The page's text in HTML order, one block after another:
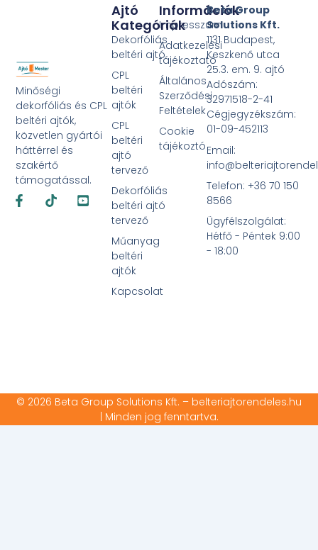
Minőségi
dekorfóliás és CPL
beltéri ajtók,
közvetlen gyártói
háttérrel és
szakértő
támogatással.
Facebook-
f
TiktokYoutube-
square
Információk
Impresszum
Adatkezelési
tájékoztató
Általános
Szerződési
Feltételek
Cookie
tájékoztó
Ajtó
Kategóriák
Dekorfóliás
beltéri ajtó
CPL
beltéri
ajtók
CPL
beltéri
ajtó
tervező
Dekorfóliás
beltéri ajtó
tervező
Műanyag
beltéri
ajtók
Kapcsolat
Beta Group
Solutions Kft.
1131 Budapest,
Keszkenő utca
25.3. em. 9. ajtó
Adószám:
32971518-2-41
Cégjegyzékszám:
01-09-452113
Email:
Telefon: +36 70 150
8566
Ügyfélszolgálat:
Hétfő - Péntek 9:00
- 18:00
© 2026 Beta Group Solutions Kft. – belteriajtorendeles.hu
| Minden jog fenntartva.